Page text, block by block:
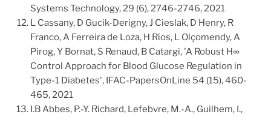
Systems Technology, 29 (6), 2746-2746, 2021
L Cassany, D Gucik-Derigny, J Cieslak, D Henry, R
Franco, A Ferreira de Loza, H Ríos, L Olçomendy, A
Pirog, Y Bornat, S Renaud, B Catargi, 'A Robust H∞
Control Approach for Blood Glucose Regulation in
Type-1 Diabetes', IFAC-PapersOnLine 54 (15), 460-
465, 2021
I.B Abbes, P.-Y. Richard, Lefebvre, M.-A., Guilhem, I.,